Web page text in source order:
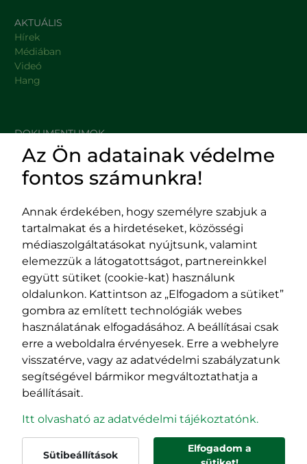
AKTUÁLIS
Hírek
Médiában
Videó
Hang
DOKUMENTUMOK
HASZNOS LINKEK
Impresszum
Adatvédelmi szabályzat
EPP program
400029 Kolozsvár,
Fürdő (Card. Iuliu Hossu) utca, 41.
szám
tel/fax:0723 250 321
email:office@rmdsz.ro
400489 Kolozsvár,
Majális utca, 60.
szám
tel/fax:0264 590 758
email:
office@rmdsz.ro
© rmdsz.ro 2026
Az Ön adatainak védelme
fontos számunkra!
Annak érdekében, hogy személyre szabjuk a
tartalmakat és a hirdetéseket, közösségi
médiaszolgáltatásokat nyújtsunk, valamint
elemezzük a látogatottságot, partnereinkkel
együtt sütiket (cookie-kat) használunk
oldalunkon. Kattintson az „Elfogadom a sütiket”
gombra az említett technológiák webes
használatának elfogadásához. A beállításai csak
erre a weboldalra érvényesek. Erre a webhelyre
visszatérve, vagy az adatvédelmi szabályzatunk
segítségével bármikor megváltoztathatja a
beállításait.
Itt olvasható az adatvédelmi tájékoztatónk.
Sütibeállítások
Elfogadom a